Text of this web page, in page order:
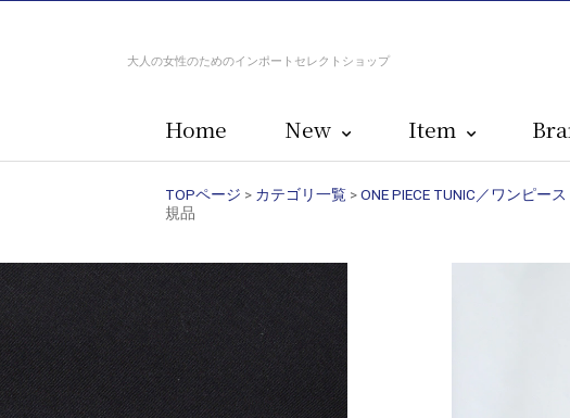
大人の女性のためのインポートセレクトショップ
Home New Item
TOPページ > カテゴリ一覧 >ONE PIECE TUNIC／ワンピー
規品